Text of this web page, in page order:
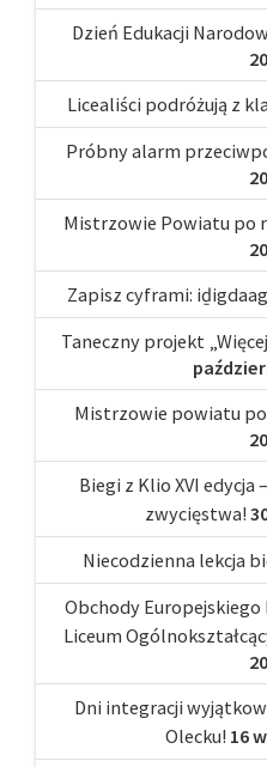
Dzień Edukacji
Licealiści podróżują z
Próbny alarm
Mistrzowie Powiatu po
Zapisz cyframi:
Taneczny projekt
Mistrzowie powiatu
Biegi z Klio XVI edycja
zwycięstwa!
Niecodzienna lekcja
Obchody Europejskiego
Liceum
Dni integracji
Olecku! 16